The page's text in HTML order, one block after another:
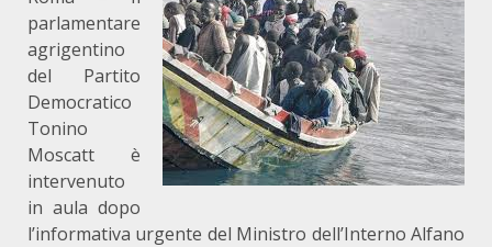
parlamentare
agrigentino
del Partito
Democratico
Tonino
Moscatt è
intervenuto
in aula dopo
l’informativa urgente del Ministro dell’Interno Alfano